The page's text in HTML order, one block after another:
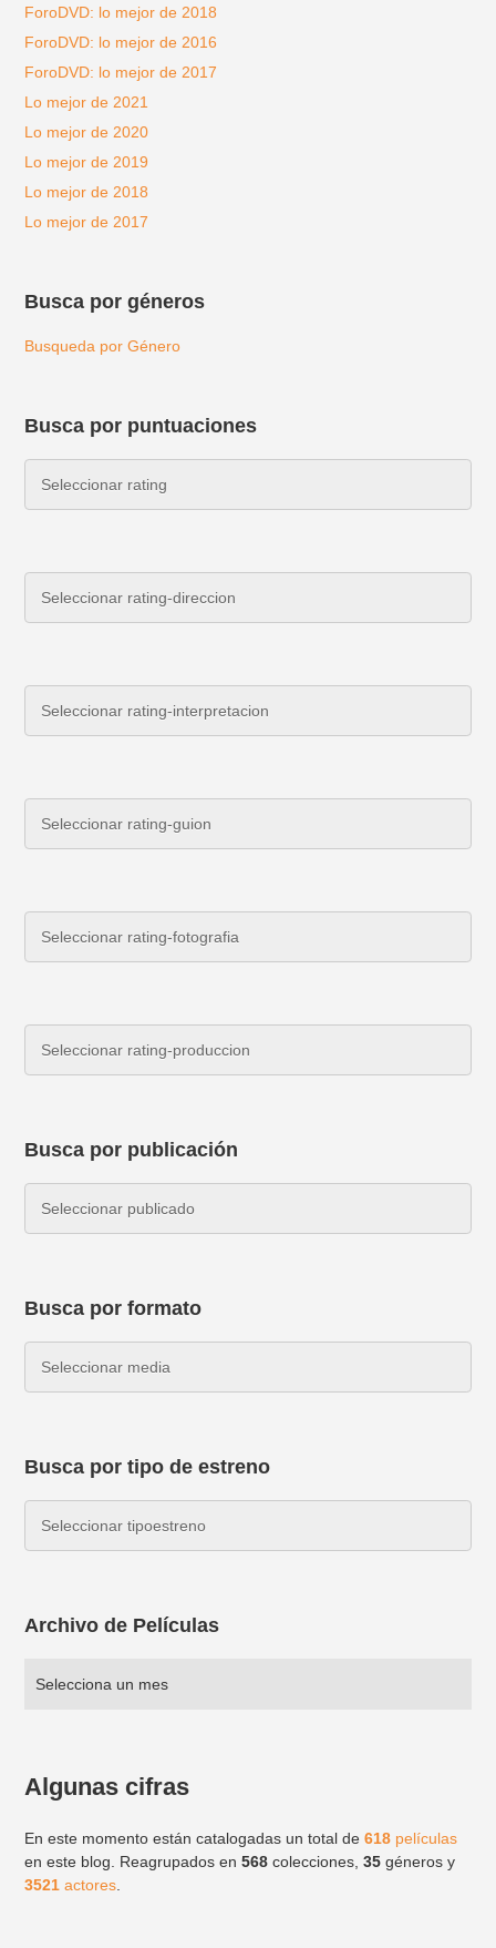
ForoDVD: lo mejor de 2018
ForoDVD: lo mejor de 2016
ForoDVD: lo mejor de 2017
Lo mejor de 2021
Lo mejor de 2020
Lo mejor de 2019
Lo mejor de 2018
Lo mejor de 2017
Busca por géneros
Busqueda por Género
Busca por puntuaciones
Busca por publicación
Busca por formato
Busca por tipo de estreno
Archivo de Películas
Algunas cifras
En este momento están catalogadas un total de618 películas
en este blog. Reagrupados en568 colecciones,35 géneros y
3521 actores